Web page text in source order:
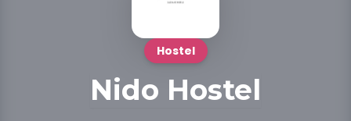
Hostel
Nido Hostel